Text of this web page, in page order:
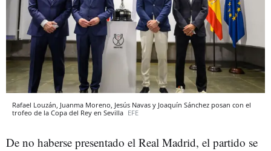
Rafael Louzán, Juanma Moreno, Jesús Navas y Joaquín Sánchez posan con el
trofeo de la Copa del Rey en Sevilla EFE
De no haberse presentado el Real Madrid, el partido se